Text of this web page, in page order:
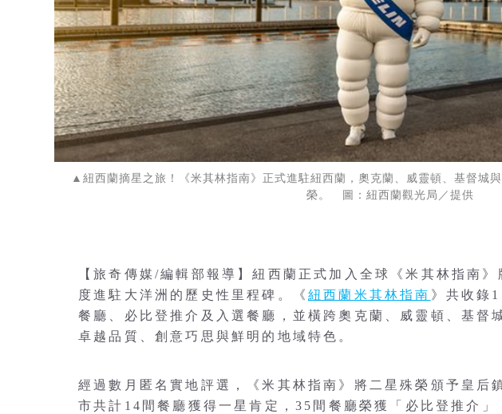
▲紐西蘭摘星之旅！《米其林指南》正式進駐紐西蘭，奧克蘭、威靈頓、基督城
榮。 圖：紐西蘭觀光局／提供
【旅奇傳媒/編輯部報導】紐西蘭正式加入全球《米其林指南
度進駐大洋洲的歷史性里程碑。《 紐西蘭米其林指南 》共收錄
餐廳、必比登推介及入選餐廳，並橫跨奧克蘭、威靈頓、基督
卓越品質、創意巧思與鮮明的地域特色。
經過數月匿名實地評選，《米其林指南》將二星殊榮頒予皇后
市共計14間餐廳獲得一星肯定，35間餐廳榮獲「必比登推介